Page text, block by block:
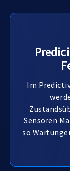
Im
Sensoren
so